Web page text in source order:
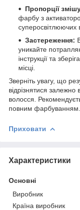
Пропорції
фарбу з
суперосвітлюючих
Застереження:
уникайте
інструкції та
місці.
Зверніть увагу, що
відрізнятися залежно
волосся.
повним фарбуванням.
Приховати
Характеристики
Основні
Виробник
Країна виробник